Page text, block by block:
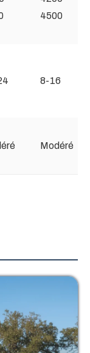
4500
8-16
Modéré